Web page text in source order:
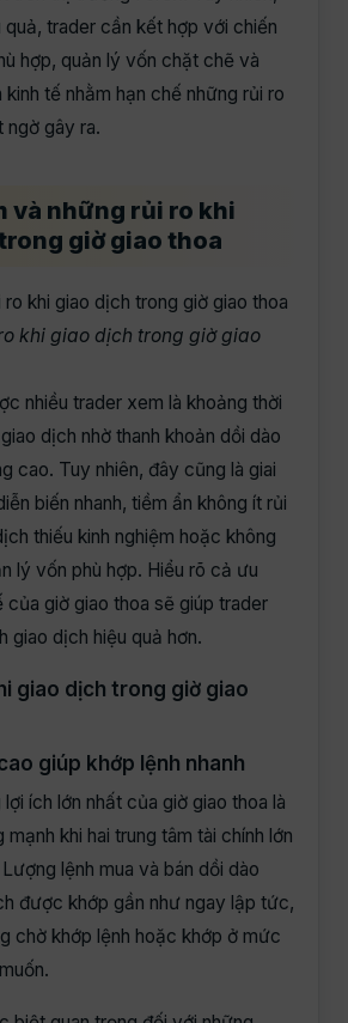
quả, trader cần kết hợp với chiến
hợp, quản lý vốn chặt chẽ và
tế nhằm hạn chế những rủi ro
ngờ gây ra.
và những rủi ro khi
giờ giao thoa
khi giao dịch trong giờ giao
nhiều trader xem là khoảng thời
dịch nhờ thanh khoản dồi dào
cao. Tuy nhiên, đây cũng là giai
biến nhanh, tiềm ẩn không ít rủi
thiếu kinh nghiệm hoặc không
lý vốn phù hợp. Hiểu rõ cả ưu
của giờ giao thoa sẽ giúp trader
giao dịch hiệu quả hơn.
giao dịch trong giờ giao
giúp khớp lệnh nhanh
ích lớn nhất của giờ giao thoa là
mạnh khi hai trung tâm tài chính lớn
lệnh mua và bán dồi dào
được khớp gần như ngay lập tức,
chờ khớp lệnh hoặc khớp ở mức